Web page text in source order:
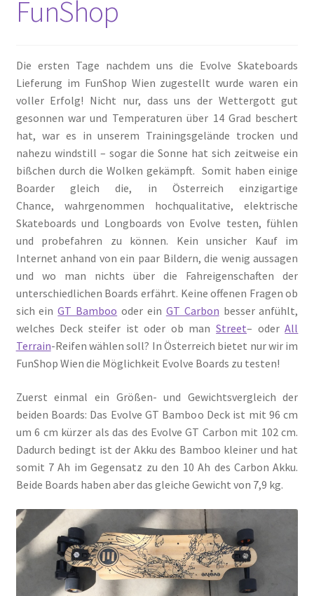
FunShop
Die ersten Tage nachdem uns die Evolve Skateboards
Lieferung im FunShop Wien zugestellt wurde waren ein
voller Erfolg! Nicht nur, dass uns der Wettergott gut
gesonnen war und Temperaturen über 14 Grad beschert
hat, war es in unserem Trainingsgelände trocken und
nahezu windstill – sogar die Sonne hat sich zeitweise ein
bißchen durch die Wolken gekämpft. Somit haben einige
Boarder gleich die, in Österreich einzigartige
Chance, wahrgenommen hochqualitative, elektrische
Skateboards und Longboards von Evolve testen, fühlen
und probefahren zu können. Kein unsicher Kauf im
Internet anhand von ein paar Bildern, die wenig aussagen
und wo man nichts über die Fahreigenschaften der
unterschiedlichen Boards erfährt. Keine offenen Fragen ob
sich einGT Bamboo oder ein GT Carbon besser anfühlt,
welches Deck steifer ist oder ob manStreet– oderAll
Terrain-Reifen wählen soll? In Österreich bietet nur wir im
FunShop Wien die Möglichkeit Evolve Boards zu testen!
Zuerst einmal ein Größen- und Gewichtsvergleich der
beiden Boards: Das Evolve GT Bamboo Deck ist mit 96 cm
um 6 cm kürzer als das des Evolve GT Carbon mit 102 cm.
Dadurch bedingt ist der Akku des Bamboo kleiner und hat
somit 7 Ah im Gegensatz zu den 10 Ah des Carbon Akku.
Beide Boards haben aber das gleiche Gewicht von 7,9 kg.